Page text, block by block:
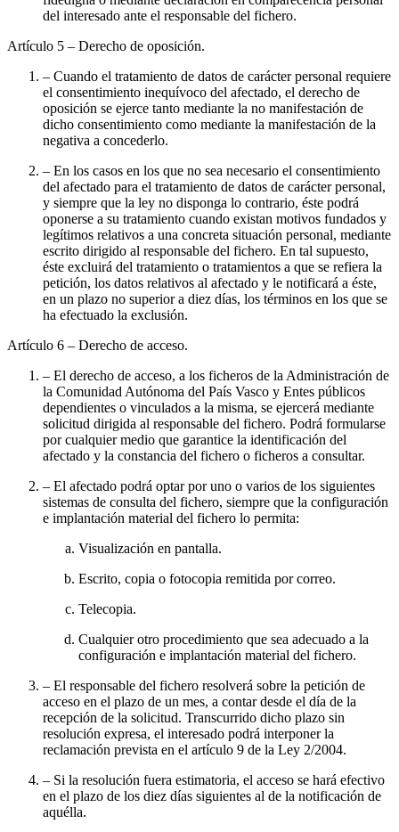
del interesado ante el responsable del fichero.
Artículo 5 – Derecho de oposición.
– Cuando el tratamiento de datos de carácter personal requiere
el consentimiento inequívoco del afectado, el derecho de
oposición se ejerce tanto mediante la no manifestación de
dicho consentimiento como mediante la manifestación de la
negativa a concederlo.
– En los casos en los que no sea necesario el consentimiento
del afectado para el tratamiento de datos de carácter personal,
y siempre que la ley no disponga lo contrario, éste podrá
oponerse a su tratamiento cuando existan motivos fundados y
legítimos relativos a una concreta situación personal, mediante
escrito dirigido al responsable del fichero. En tal supuesto,
éste excluirá del tratamiento o tratamientos a que se refiera la
petición, los datos relativos al afectado y le notificará a éste,
en un plazo no superior a diez días, los términos en los que se
ha efectuado la exclusión.
Artículo 6 – Derecho de acceso.
– El derecho de acceso, a los ficheros de la Administración de
la Comunidad Autónoma del País Vasco y Entes públicos
dependientes o vinculados a la misma, se ejercerá mediante
solicitud dirigida al responsable del fichero. Podrá formularse
por cualquier medio que garantice la identificación del
afectado y la constancia del fichero o ficheros a consultar.
– El afectado podrá optar por uno o varios de los siguientes
sistemas de consulta del fichero, siempre que la configuración
e implantación material del fichero lo permita:
Visualización en pantalla.
Escrito, copia o fotocopia remitida por correo.
Telecopia.
Cualquier otro procedimiento que sea adecuado a la
configuración e implantación material del fichero.
– El responsable del fichero resolverá sobre la petición de
acceso en el plazo de un mes, a contar desde el día de la
recepción de la solicitud. Transcurrido dicho plazo sin
resolución expresa, el interesado podrá interponer la
reclamación prevista en el artículo 9 de la Ley 2/2004.
– Si la resolución fuera estimatoria, el acceso se hará efectivo
en el plazo de los diez días siguientes al de la notificación de
aquélla.